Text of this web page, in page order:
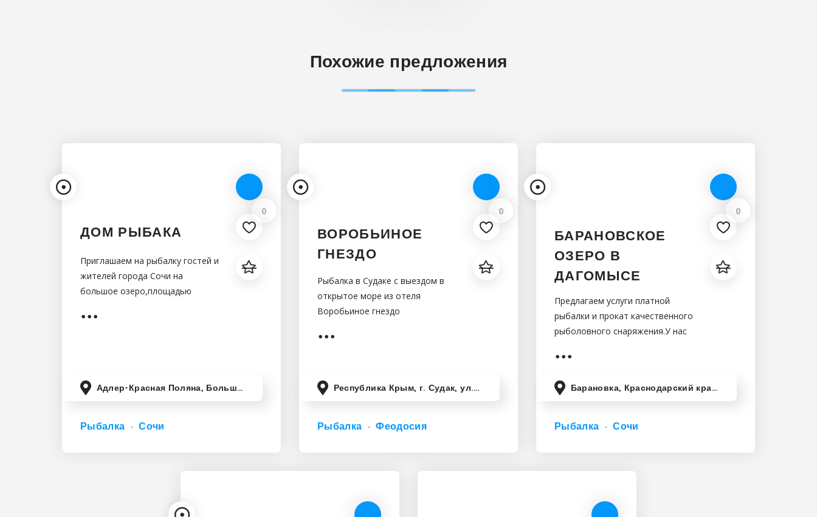
Похожие предложения
0
ДОМ РЫБАКА
Приглашаем на рыбалку гостей и
жителей города Сочи на
большое озеро,площадью
га,расположенное неподалеку
любителям спортивной
Адлер-Красная Поляна, Большой Сочи, Краснодарский край, Россия
Рыбалка Сочи
0
ВОРОБЬИНОЕ
ГНЕЗДО
Рыбалка в Судаке с выездом в
открытое море из отеля
Воробьиное гнездо
Республика Крым, г. Судак, ул. Консульская, 2
Рыбалка Феодосия
0
БАРАНОВСКОЕ
ОЗЕРО В
ДАГОМЫСЕ
Предлагаем услуги платной
рыбалки и прокат качественного
рыболовного снаряжения.У нас
трофейной рыбалке карпа и
турах круглый год с
по
Барановка, Краснодарский край, Россия
Рыбалка Сочи